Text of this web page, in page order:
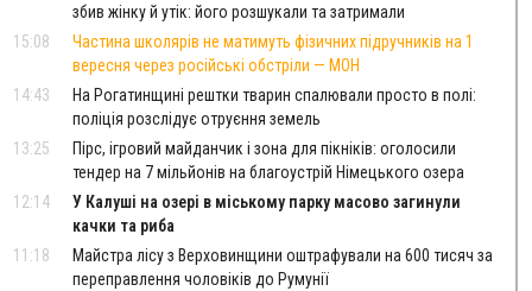
збив жінку й утік: його розшукали та затримали
15:08
Частина школярів не матимуть фізичних підручників на 1
вересня через російські обстріли — МОН
14:43
На Рогатинщині рештки тварин спалювали просто в полі:
поліція розслідує отруєння земель
13:25
Пірс, ігровий майданчик і зона для пікніків: оголосили
тендер на 7 мільйонів на благоустрій Німецького озера
12:14
У Калуші на озері в міському парку масово загинули
качки та риба
11:18
Майстра лісу з Верховинщини оштрафували на 600 тисяч за
переправлення чоловіків до Румунії